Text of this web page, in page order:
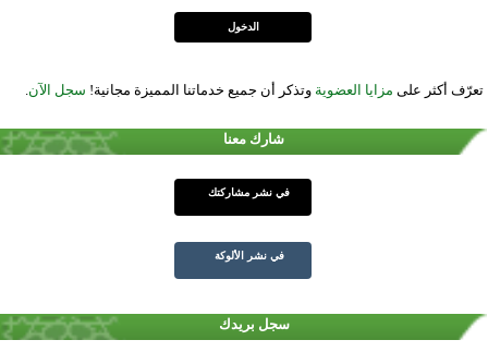
تعرّف أكثر على مزايا العضوية وتذكر أن جميع خدماتنا المميزة مجانية! سجل الآن
شارك معنا
في نشر مشاركتك
في نشر الألوكة
سجل بريدك